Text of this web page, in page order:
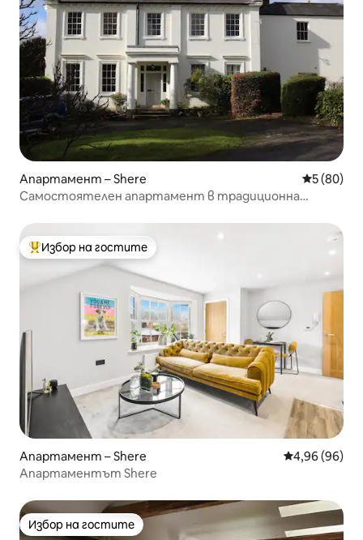
Апартамент – Shere Средна
5 (80)
Самостоятелен апартамент в традиционна
Най-популярен избор на гостите
Избор на гостите
Апартамент – Shere Средна
4,96 (96)
Апартаментът Shere
Избор на гостите
Избор на гостите